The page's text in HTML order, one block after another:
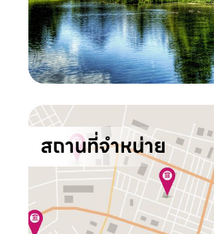
สถานที่จำหน่าย